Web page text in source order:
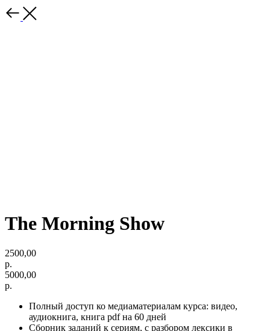
The Morning Show
2500,00
р.
5000,00
р.
Полный доступ ко медиаматериалам курса: видео,
аудиокнига, книга pdf на 60 дней
Сборник заданий к сериям, с разбором лексики в